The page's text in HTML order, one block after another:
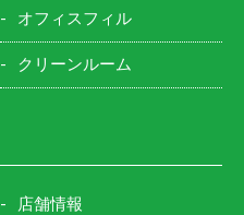
オフィスフィル
クリーンルーム
店舗情報